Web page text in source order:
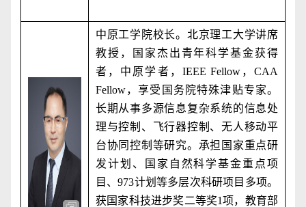
中原工学院校长。北京理工大学讲席
教授，国家杰出青年科学基金获得
者，中原学者， IEEE Fellow，CAA
Fellow，享受国务院特殊津贴专家。
长期从事多源信息复杂系统的信息处
理与控制、飞行器控制、无人移动平
台协同控制等研究。承担国家重点研
发计划、国家自然科学基金重点项
目、973计划等多层次科研项目多项。
获国家科技进步奖二等奖1项，教育部